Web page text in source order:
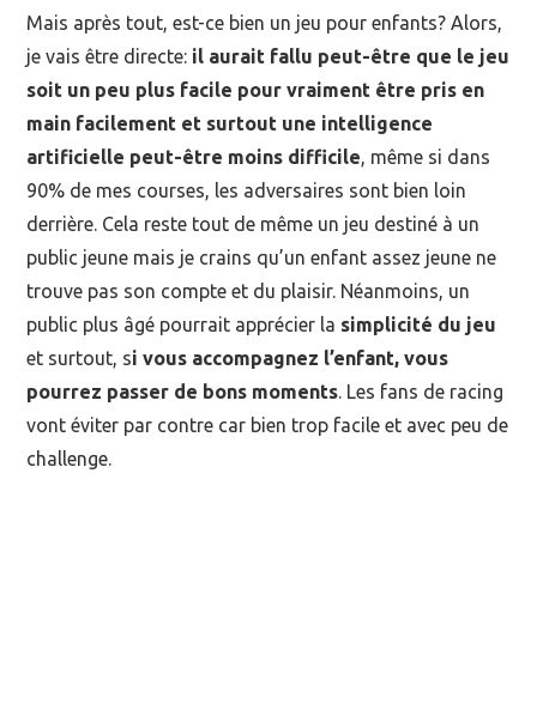
Mais après tout, est-ce bien un jeu pour enfants? Alors,
je vais être directe: il aurait fallu peut-être que le jeu
soit un peu plus facile pour vraiment être pris en
main facilement et surtout une intelligence
artificielle peut-être moins difficile, même si dans
90% de mes courses, les adversaires sont bien loin
derrière. Cela reste tout de même un jeu destiné à un
public jeune mais je crains qu’un enfant assez jeune ne
trouve pas son compte et du plaisir. Néanmoins, un
public plus âgé pourrait apprécier la simplicité du jeu
et surtout, si vous accompagnez l’enfant, vous
pourrez passer de bons moments. Les fans de racing
vont éviter par contre car bien trop facile et avec peu de
challenge.